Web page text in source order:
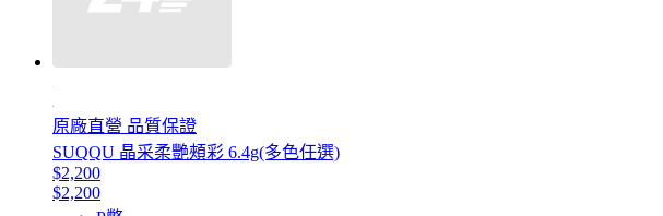
原廠直營 品質保證
SUQQU 晶采柔艷頰彩 6.4g(多色任選)
$2,200
$2,200